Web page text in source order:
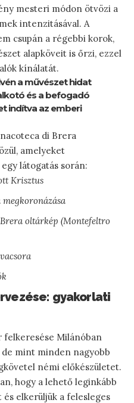
mesteri módon ötvözi a
intenzitásával. A
csupán a régebbi korok,
alapköveit is őrzi, ezzel
kínálatát.
a művészet hidat
és a befogadó
indítva az emberi
di Brera
amelyeket
látogatás során:
Krisztus
Brera oltárkép (Montefeltro
gyakorlati
felkeresése Milánóban
mint minden nagyobb
némi előkészületet.
hogy a lehető leginkább
és elkerüljük a felesleges